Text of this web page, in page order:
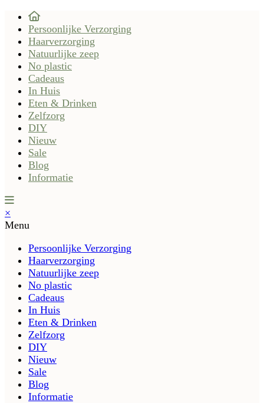
Persoonlijke Verzorging
Haarverzorging
Natuurlijke zeep
No plastic
Cadeaus
In Huis
Eten & Drinken
Zelfzorg
DIY
Nieuw
Sale
Blog
Informatie
×
Menu
Persoonlijke Verzorging
Haarverzorging
Natuurlijke zeep
No plastic
Cadeaus
In Huis
Eten & Drinken
Zelfzorg
DIY
Nieuw
Sale
Blog
Informatie